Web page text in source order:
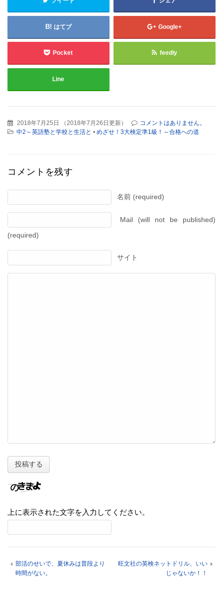
はてブ Google+
Pocket feedly
Line
2018年7月25日 （2018年7月26日更新）
コメントはありません。
中2～英語塾と学校と生活と • めざせ！3大検定準1級！～合格への道
コメントを残す
名前 (required)
Mail (will not be published)
(required)
サイト
上に表示された文字を入力してください。
部活のせいで、夏休みは普段より
時間がない。
旺文社の英検ネットドリル、いい
じゃないか！！